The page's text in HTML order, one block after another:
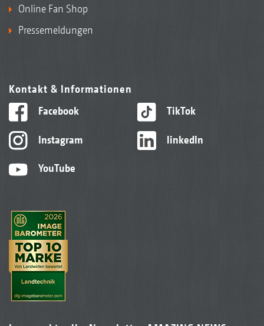
Online Fan Shop
Pressemeldungen
Kontakt & Informationen
Facebook
Instagram
YouTube
TikTok
linkedIn